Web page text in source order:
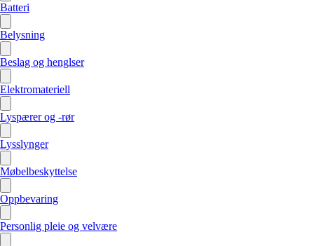
Batteri
Belysning
Beslag og henglser
Elektromateriell
Lyspærer og -rør
Lysslynger
Møbelbeskyttelse
Oppbevaring
Personlig pleie og velvære